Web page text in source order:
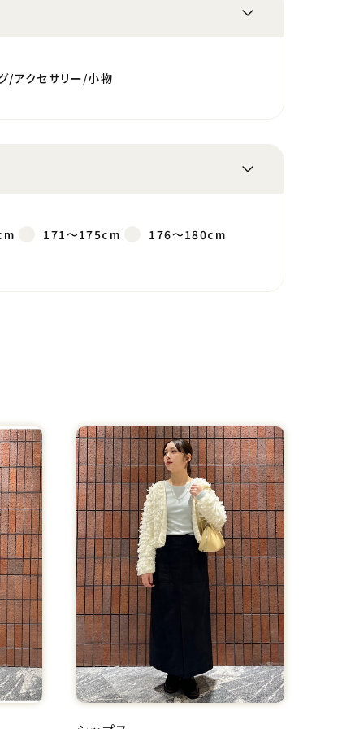
/アクセサリー/小物
171～175cm 176～180cm